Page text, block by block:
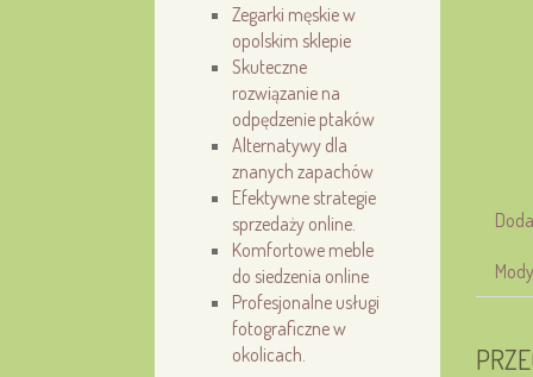
Zegarki męskie w
opolskim sklepie
Skuteczne
rozwiązanie na
odpędzenie ptaków
Alternatywy dla
znanych zapachów
Efektywne strategie
sprzedaży online.
Komfortowe meble
do siedzenia online
Profesjonalne usługi
fotograficzne w
okolicach.